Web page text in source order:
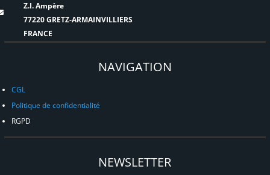
Z.I. Ampère
77220 GRETZ-ARMAINVILLIERS
FRANCE
NAVIGATION
CGL
Politique de confidentialité
RGPD
NEWSLETTER